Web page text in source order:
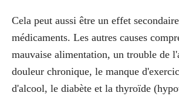
Cela peut aussi être un effet
médicaments. Les autres causes
mauvaise alimentation, un trouble de
douleur chronique, le manque
d'alcool, le diabète et la thyroïde